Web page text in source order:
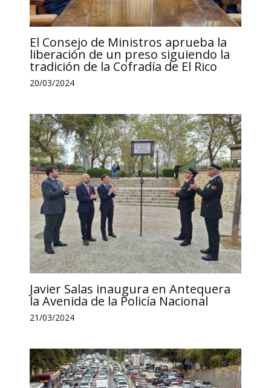
El Consejo de Ministros aprueba la
liberación de un preso siguiendo la
tradición de la Cofradía de El Rico
20/03/2024
Javier Salas inaugura en Antequera
la Avenida de la Policía Nacional
21/03/2024